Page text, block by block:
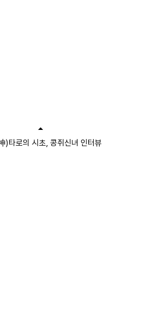
)타로의 시초, 콩쥐신녀 인터뷰